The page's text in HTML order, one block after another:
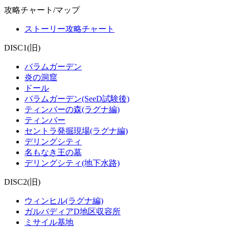
攻略チャート/マップ
ストーリー攻略チャート
DISC1(旧)
バラムガーデン
炎の洞窟
ドール
バラムガーデン(SeeD試験後)
ティンバーの森(ラグナ編)
ティンバー
セントラ発掘現場(ラグナ編)
デリングシティ
名もなき王の墓
デリングシティ(地下水路)
DISC2(旧)
ウィンヒル(ラグナ編)
ガルバディアD地区収容所
ミサイル基地